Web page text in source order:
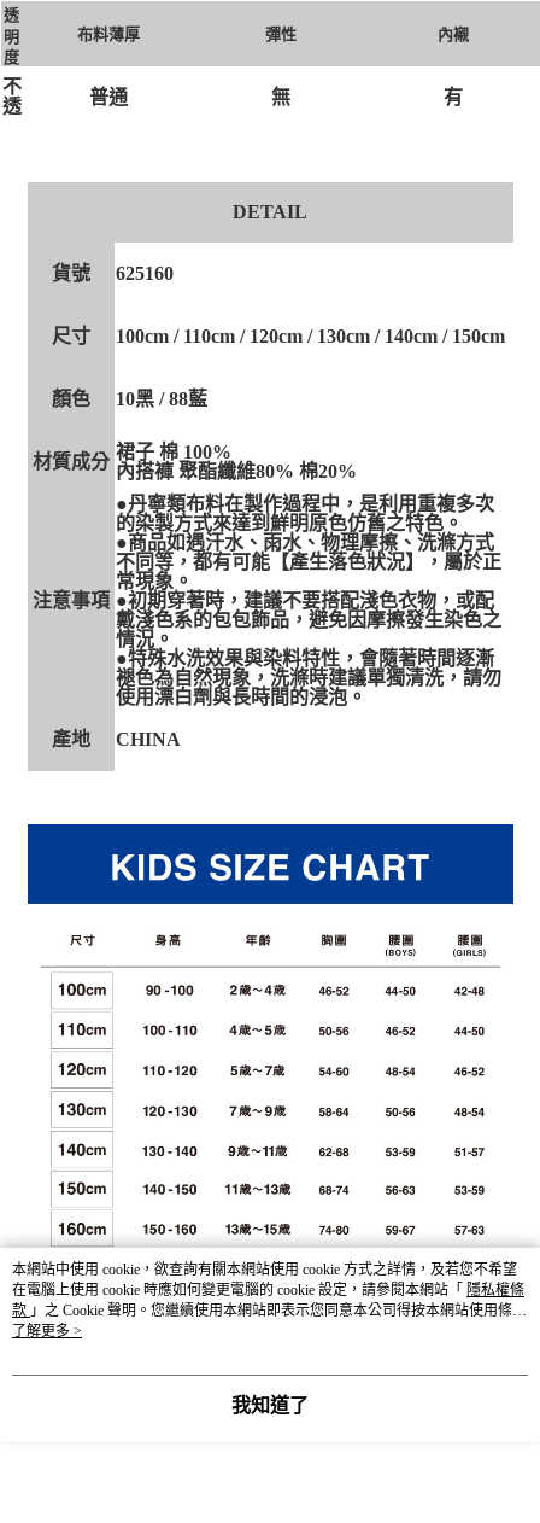
透
明
度
布料薄厚 彈性 內襯
不
透
普通 無 有
DETAIL
貨號 625160
尺寸 100cm / 110cm / 120cm / 130cm / 140cm / 150cm
顏色 10黑 / 88藍
材質成分 裙子 棉 100%
內搭褲 聚酯纖維80% 棉20%
注意事項
●丹寧類布料在製作過程中，是利用重複多次
的染製方式來達到鮮明原色仿舊之特色。
●商品如遇汗水、雨水、物理摩擦、洗滌方式
不同等，都有可能【產生落色狀況】，屬於正
常現象。
●初期穿著時，建議不要搭配淺色衣物，或配
戴淺色系的包包飾品，避免因摩擦發生染色之
情況。
●特殊水洗效果與染料特性，會隨著時間逐漸
褪色為自然現象，洗滌時建議單獨清洗，請勿
使用漂白劑與長時間的浸泡。
產地 CHINA
本網站中使用 cookie，欲查詢有關本網站使用 cookie 方式之詳情，及若您不希望
在電腦上使用 cookie 時應如何變更電腦的 cookie 設定，請參閱本網站「 隱私權條
款 」之 Cookie 聲明。您繼續使用本網站即表示您同意本公司得按本網站使用條款
之 Cookie 聲明使用 cookie。
了解更多 >
我知道了